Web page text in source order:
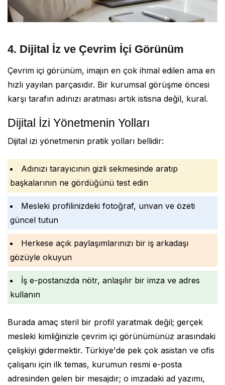
4. Dijital İz ve Çevrim İçi Görünüm
Çevrim içi görünüm, imajın en çok ihmal edilen ama en
hızlı yayılan parçasıdır. Bir kurumsal görüşme öncesi
karşı tarafın adınızı aratması artık istisna değil, kural.
Dijital İzi Yönetmenin Yolları
Dijital izi yönetmenin pratik yolları bellidir:
Adınızı tarayıcının gizli sekmesinde aratıp
başkalarının ne gördüğünü test edin
Mesleki profilinizdeki fotoğraf, unvan ve özeti
güncel tutun
Herkese açık paylaşımlarınızı bir iş arkadaşı
gözüyle okuyun
İş e-postanızda nötr, anlaşılır bir imza ve adres
kullanın
Burada amaç steril bir profil yaratmak değil; gerçek
mesleki kimliğinizle çevrim içi görünümünüz arasındaki
çelişkiyi gidermektir. Türkiye'de pek çok asistan ve ofis
çalışanı için ilk temas, kurumun resmi e-posta
adresinden gelen bir mesajdır; o imzadaki ad yazımı,